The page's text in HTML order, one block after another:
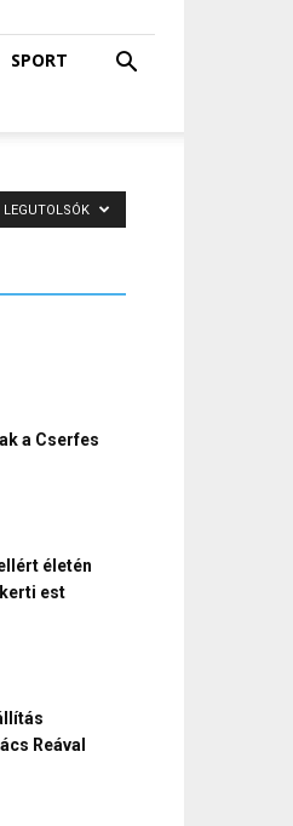
SPORT
LEGUTOLSÓK
a Cserfes
életén
est
Reával